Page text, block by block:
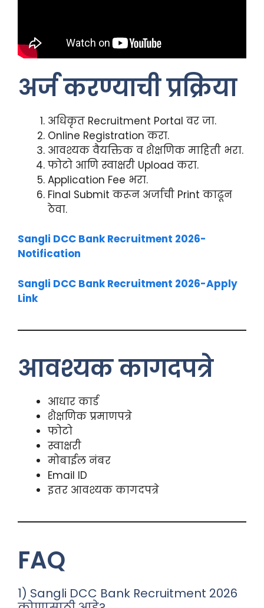
अर्ज करण्याची प्रक्रिया
अधिकृत Recruitment Portal वर जा.
Online Registration करा.
आवश्यक वैयक्तिक व शैक्षणिक माहिती भरा.
फोटो आणि स्वाक्षरी Upload करा.
Application Fee भरा.
Final Submit करून अर्जाची Print काढून
ठेवा.
Sangli DCC Bank Recruitment 2026-
Notification
Sangli DCC Bank Recruitment 2026-Apply
Link
आवश्यक कागदपत्रे
आधार कार्ड
शैक्षणिक प्रमाणपत्रे
फोटो
स्वाक्षरी
मोबाईल नंबर
Email ID
इतर आवश्यक कागदपत्रे
FAQ
1) Sangli DCC Bank Recruitment 2026